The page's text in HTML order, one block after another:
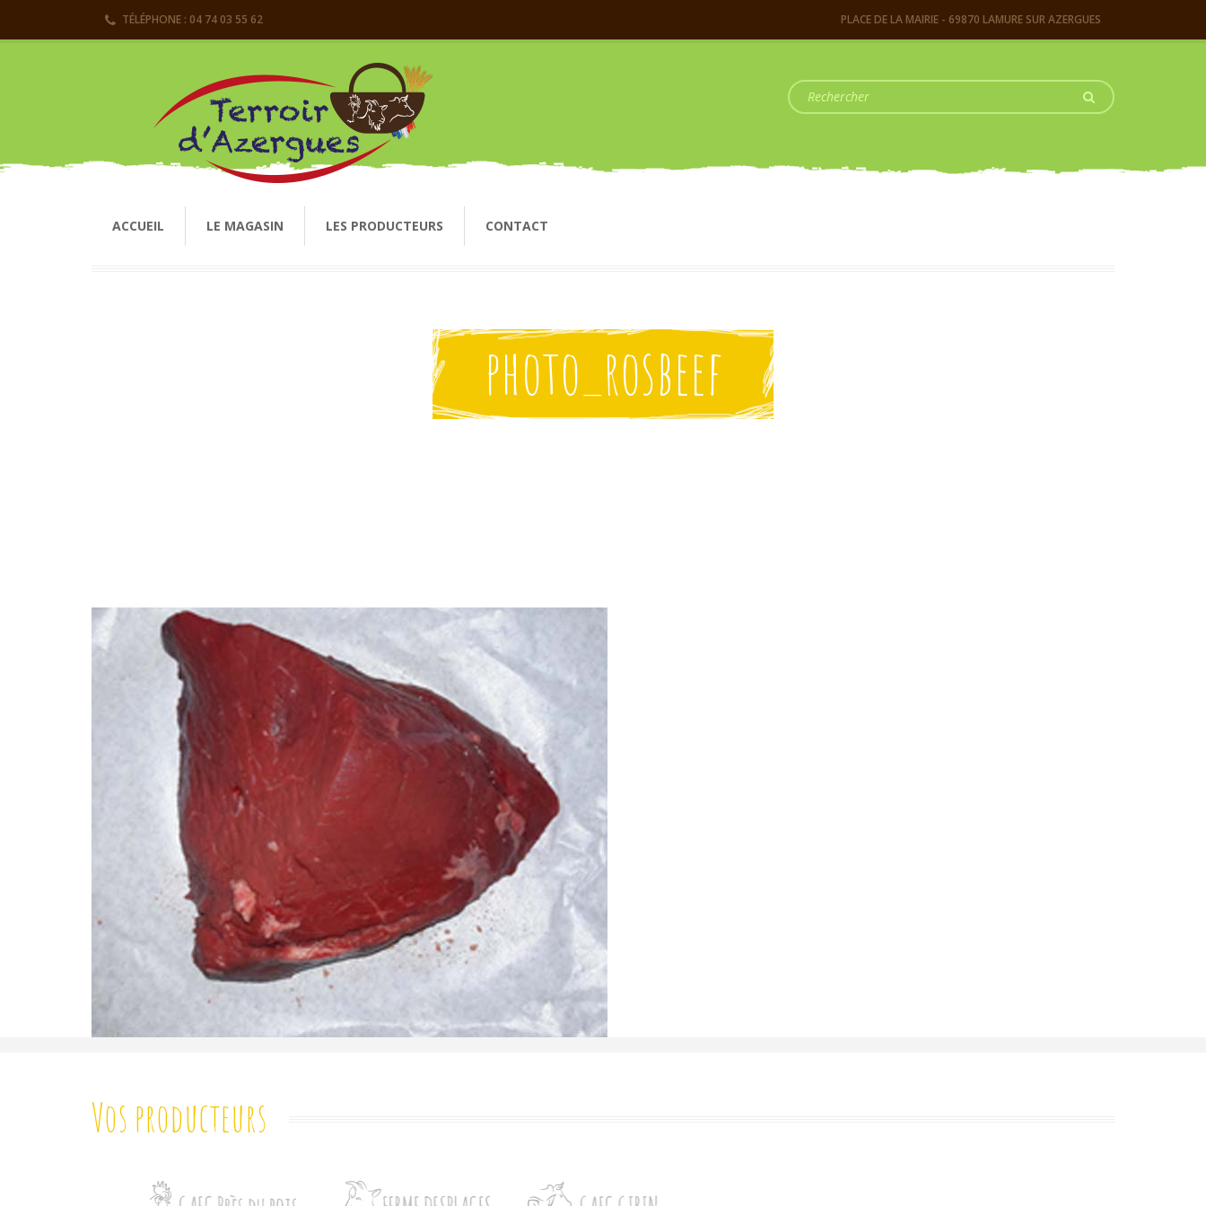
TÉLÉPHONE : 04 74 03 55 62 PLACE DE LA MAIRIE - 69870 LAMURE SUR AZERGUES
ACCUEIL LE MAGASIN LES PRODUCTEURS CONTACT
photo_rosbeef
Vos producteurs